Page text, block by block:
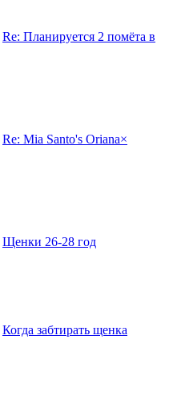
Re: Планируется 2 помёта в
Re: Mia Santo's Oriana×
Щенки 26-28 год
Когда забтирать щенка